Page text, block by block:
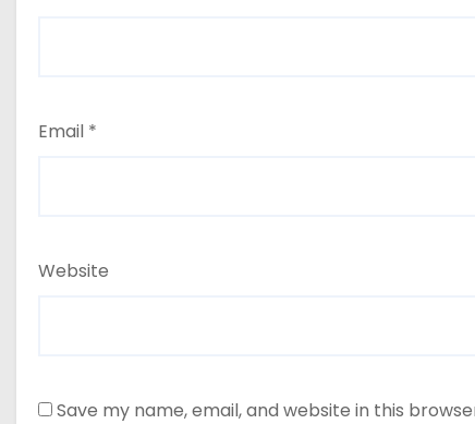
Email *
Website
Save my name, email, and website in this